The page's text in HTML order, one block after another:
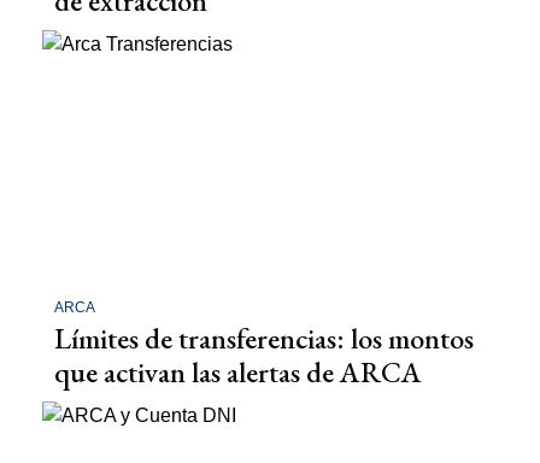
ARCA
Límites de transferencias: los montos
que activan las alertas de ARCA